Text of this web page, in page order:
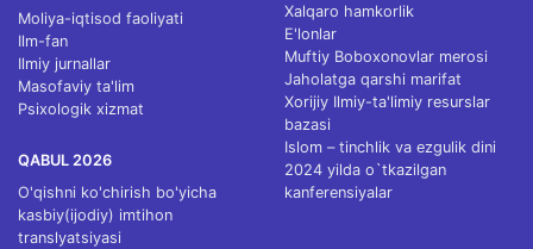
Moliya-iqtisod faoliyati
Ilm-fan
Ilmiy jurnallar
Masofaviy ta'lim
Psixologik xizmat
QABUL 2026
O'qishni ko'chirish bo'yicha
kasbiy(ijodiy) imtihon
translyatsiyasi
Xalqaro hamkorlik
E'lonlar
Muftiy Boboxonovlar merosi
Jaholatga qarshi marifat
Xorijiy Ilmiy-ta'limiy resurslar
bazasi
Islom – tinchlik va ezgulik dini
2024 yilda o`tkazilgan
kanferensiyalar